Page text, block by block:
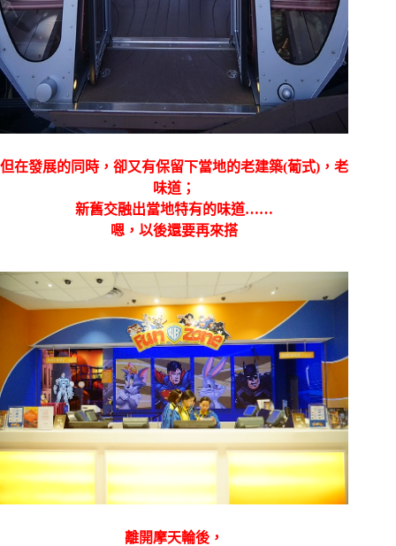
但在發展的同時，卻又有保留下當地的老建築(葡式)，老
味道；
新舊交融出當地特有的味道……
嗯，以後還要再來搭
離開摩天輪後，